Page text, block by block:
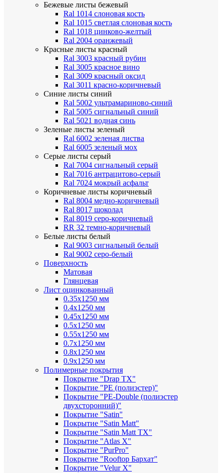
Бежевые листы бежевый
Ral 1014 слоновая кость
Ral 1015 светлая слоновая кость
Ral 1018 цинково-желтый
Ral 2004 оранжевый
Красные листы красный
Ral 3003 красный рубин
Ral 3005 красное вино
Ral 3009 красный оксид
Ral 3011 красно-коричневый
Синие листы синий
Ral 5002 ультрамариново-синий
Ral 5005 сигнальный синий
Ral 5021 водная синь
Зеленые листы зеленый
Ral 6002 зеленая листва
Ral 6005 зеленый мох
Серые листы серый
Ral 7004 сигнальный серый
Ral 7016 антрацитово-серый
Ral 7024 мокрый асфальт
Коричневые листы коричневый
Ral 8004 медно-коричневый
Ral 8017 шоколад
Ral 8019 серо-коричневый
RR 32 темно-коричневый
Белые листы белый
Ral 9003 сигнальный белый
Ral 9002 серо-белый
Поверхность
Матовая
Глянцевая
Лист оцинкованный
0.35х1250 мм
0.4х1250 мм
0.45х1250 мм
0.5х1250 мм
0.55х1250 мм
0.7х1250 мм
0.8х1250 мм
0.9х1250 мм
Полимерные покрытия
Покрытие "Drap TX"
Покрытие "PE (полиэстер)"
Покрытие "PE-Double (полиэстер
двухсторонний)"
Покрытие "Satin"
Покрытие "Satin Мatt"
Покрытие "Satin Matt TX"
Покрытие "Atlas X"
Покрытие "PurPro"
Покрытие "Rooftop Бархат"
Покрытие "Velur X"